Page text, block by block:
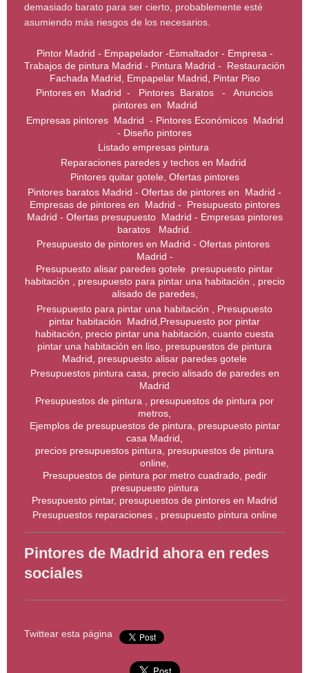
demasiado barato para ser cierto, probablemente esté
asumiendo más riesgos de los necesarios.
Pintor Madrid - Empapelador -Esmaltador - Empresa -
Trabajos de pintura Madrid - Pintura Madrid - Restauración
Fachada Madrid, Empapelar Madrid, Pintar Piso
Pintores en Madrid - Pintores Baratos - Anuncios
pintores en Madrid
Empresas pintores Madrid - Pintores Económicos Madrid
- Diseño pintores
Listado empresas pintura
Reparaciones paredes y techos en Madrid
Pintores quitar gotele, Ofertas pintores
Pintores baratos Madrid - Ofertas de pintores en Madrid -
Empresas de pintores en Madrid - Presupuesto pintores
Madrid - Ofertas presupuesto Madrid - Empresas pintores
baratos Madrid.
Presupuesto de pintores en Madrid - Ofertas pintores
Madrid -
Presupuesto alisar paredes gotele presupuesto pintar
habitación , presupuesto para pintar una habitación , precio
alisado de paredes,
Presupuesto para pintar una habitación , Presupuesto
pintar habitación Madrid,Presupuesto por pintar
habitación, precio pintar una habitación, cuanto cuesta
pintar una habitación en liso, presupuestos de pintura
Madrid, presupuesto alisar paredes gotele
Presupuestos pintura casa, precio alisado de paredes en
Madrid
Presupuestos de pintura , presupuestos de pintura por
metros,
Ejemplos de presupuestos de pintura, presupuesto pintar
casa Madrid,
precios presupuestos pintura, presupuestos de pintura
online,
Presupuestos de pintura por metro cuadrado, pedir
presupuesto pintura
Presupuesto pintar, presupuestos de pintores en Madrid
Presupuestos reparaciones , presupuesto pintura online
Pintores de Madrid ahora en redes
sociales
Twittear esta página